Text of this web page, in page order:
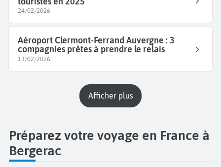
24/02/2026
Aéroport Clermont-Ferrand Auvergne : 3
compagnies prêtes à prendre le relais
13/02/2026
Afficher plus
Préparez votre voyage en France à
Bergerac